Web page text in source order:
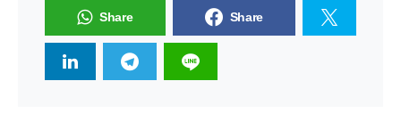
Share Share